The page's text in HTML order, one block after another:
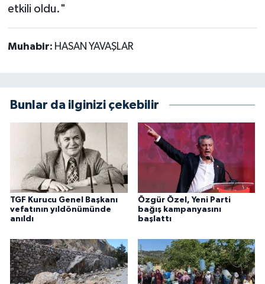
etkili oldu."
Muhabir: HASAN YAVAŞLAR
Bunlar da ilginizi çekebilir
TGF Kurucu Genel Başkanı
vefatının yıldönümünde
anıldı
Özgür Özel, Yeni Parti
bağış kampanyasını
başlattı